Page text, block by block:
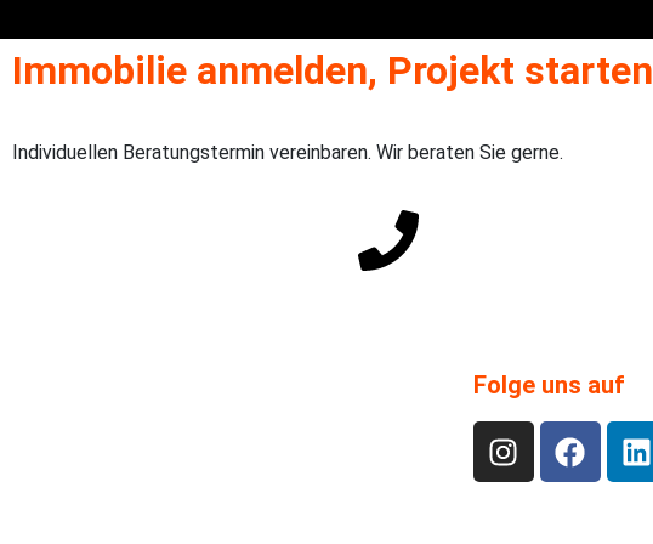
Immobilie anmelden, Projekt starten
Individuellen Beratungstermin vereinbaren. Wir beraten Sie gerne.
Folge uns auf